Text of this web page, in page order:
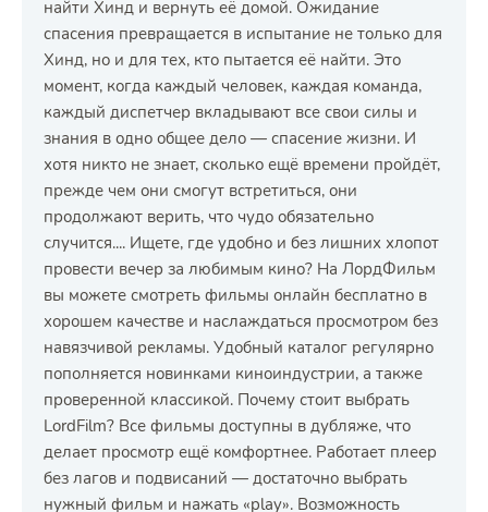
найти Хинд и вернуть её домой. Ожидание
спасения превращается в испытание не только для
Хинд, но и для тех, кто пытается её найти. Это
момент, когда каждый человек, каждая команда,
каждый диспетчер вкладывают все свои силы и
знания в одно общее дело — спасение жизни. И
хотя никто не знает, сколько ещё времени пройдёт,
прежде чем они смогут встретиться, они
продолжают верить, что чудо обязательно
случится.... Ищете, где удобно и без лишних хлопот
провести вечер за любимым кино? На ЛордФильм
вы можете смотреть фильмы онлайн бесплатно в
хорошем качестве и наслаждаться просмотром без
навязчивой рекламы. Удобный каталог регулярно
пополняется новинками киноиндустрии, а также
проверенной классикой. Почему стоит выбрать
LordFilm? Все фильмы доступны в дубляже, что
делает просмотр ещё комфортнее. Работает плеер
без лагов и подвисаний — достаточно выбрать
нужный фильм и нажать «play». Возможность